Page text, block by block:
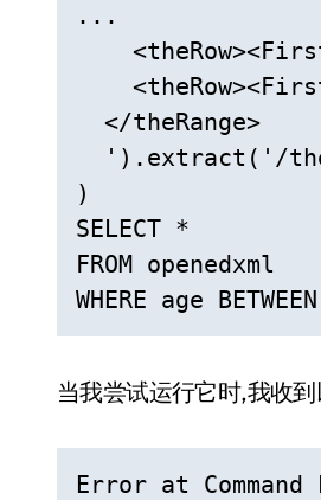
...
  </theRange>
').extract('/
)
SELECT *
FROM openedxml
WHERE age
当我尝试运行它时,我收到
Error at